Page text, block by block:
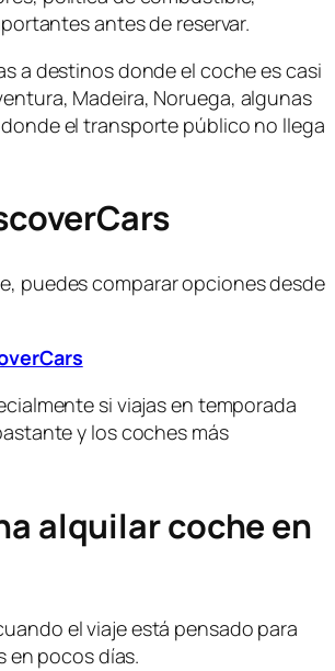
antes de reservar.
a destinos donde el coche es casi
Madeira, Noruega, algunas
el transporte público no llega
puedes comparar opciones desde
si viajas en temporada
y los coches más
alquilar coche en
el viaje está pensado para
en pocos días.